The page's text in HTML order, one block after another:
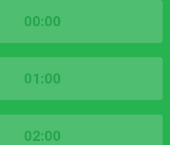
00:00
01:00
02:00